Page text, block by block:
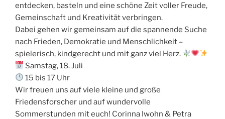
entdecken, basteln und eine schöne Zeit voller Freude,
Gemeinschaft und Kreativität verbringen.
Dabei gehen wir gemeinsam auf die spannende Suche
nach Frieden, Demokratie und Menschlichkeit –
spielerisch, kindgerecht und mit ganz viel Herz.
Samstag, 18. Juli
15 bis 17 Uhr
Wir freuen uns auf viele kleine und große
Friedensforscher und auf wundervolle
Sommerstunden mit euch! Corinna Iwohn & Petra